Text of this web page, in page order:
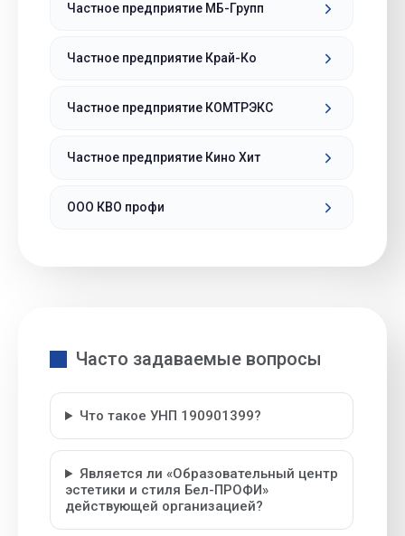
Частное предприятие МБ-Групп
Частное предприятие Край-Ко
Частное предприятие КОМТРЭКС
Частное предприятие Кино Хит
ООО КВО профи
Часто задаваемые вопросы
Что такое УНП 190901399?
Является ли «Образовательный центр
эстетики и стиля Бел-ПРОФИ»
действующей организацией?